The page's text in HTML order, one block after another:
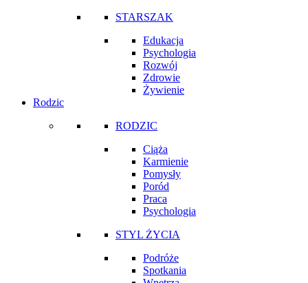
STARSZAK
Edukacja
Psychologia
Rozwój
Zdrowie
Żywienie
Rodzic
RODZIC
Ciąża
Karmienie
Pomysły
Poród
Praca
Psychologia
STYL ŻYCIA
Podróże
Spotkania